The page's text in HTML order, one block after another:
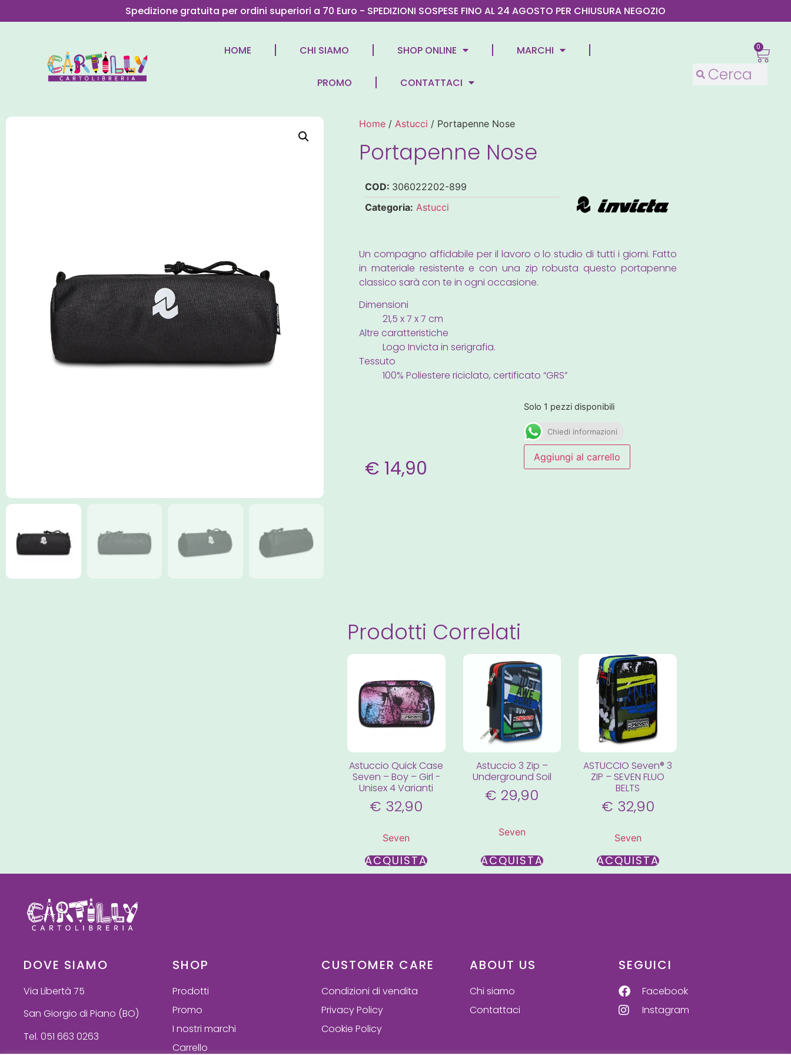
Spedizione gratuita per ordini superiori a 70 Euro - SPEDIZIONI SOSPESE FINO AL 24 AGOSTO PER CHIUSURA NEGOZIO
HOME CHI SIAMO SHOP ONLINE MARCHI
PROMO CONTATTACI
0
Home / Astucci / Portapenne Nose
Portapenne Nose
COD: 306022202-899
Categoria: Astucci
Un compagno affidabile per il lavoro o lo studio di tutti i giorni. Fatto
in materiale resistente e con una zip robusta questo portapenne
classico sarà con te in ogni occasione.
Dimensioni
21,5 x 7 x 7 cm
Altre caratteristiche
Logo Invicta in serigrafia.
Tessuto
100% Poliestere riciclato, certificato “GRS”
€ 14,90
Solo 1 pezzi disponibili
Chiedi informazioni
Aggiungi al carrello
Prodotti Correlati
Astuccio Quick Case
Seven – Boy – Girl -
Unisex 4 Varianti
€ 32,90
Seven
ACQUISTA
Astuccio 3 Zip –
Underground Soil
€ 29,90
Seven
ACQUISTA
ASTUCCIO Seven® 3
ZIP – SEVEN FLUO
BELTS
€ 32,90
Seven
ACQUISTA
DOVE SIAMO
Via Libertà 75
San Giorgio di Piano (BO)
Tel. 051 663 0263
SHOP
Prodotti
Promo
I nostri marchi
Carrello
CUSTOMER CARE
Condizioni di vendita
Privacy Policy
Cookie Policy
ABOUT US
Chi siamo
Contattaci
SEGUICI
Facebook
Instagram